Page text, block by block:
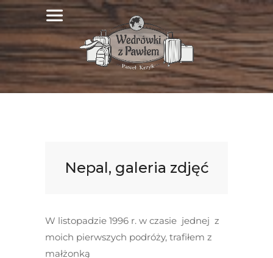
Nepal, galeria zdjęć
W listopadzie 1996 r. w czasie jednej z
moich pierwszych podróży, trafiłem z
małżonką